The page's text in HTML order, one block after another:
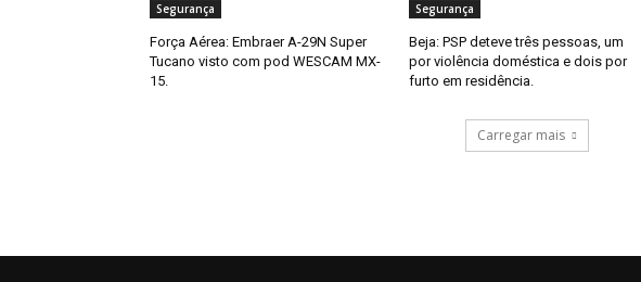
Segurança
Força Aérea: Embraer A-29N Super
Tucano visto com pod WESCAM MX-
15.
Segurança
Beja: PSP deteve três pessoas, um
por violência doméstica e dois por
furto em residência.
Carregar mais